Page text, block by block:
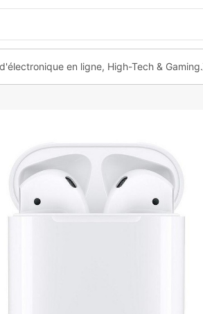
en ligne, High-Tech & Gaming.
with load case